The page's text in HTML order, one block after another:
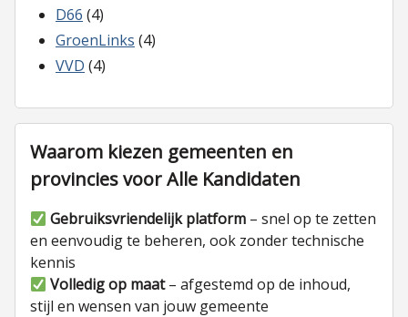
D66 (4)
GroenLinks (4)
VVD (4)
Waarom kiezen gemeenten en
provincies voor Alle Kandidaten
Gebruiksvriendelijk platform – snel op te zetten
en eenvoudig te beheren, ook zonder technische
kennis
Volledig op maat– afgestemd op de inhoud,
stijl en wensen van jouw gemeente